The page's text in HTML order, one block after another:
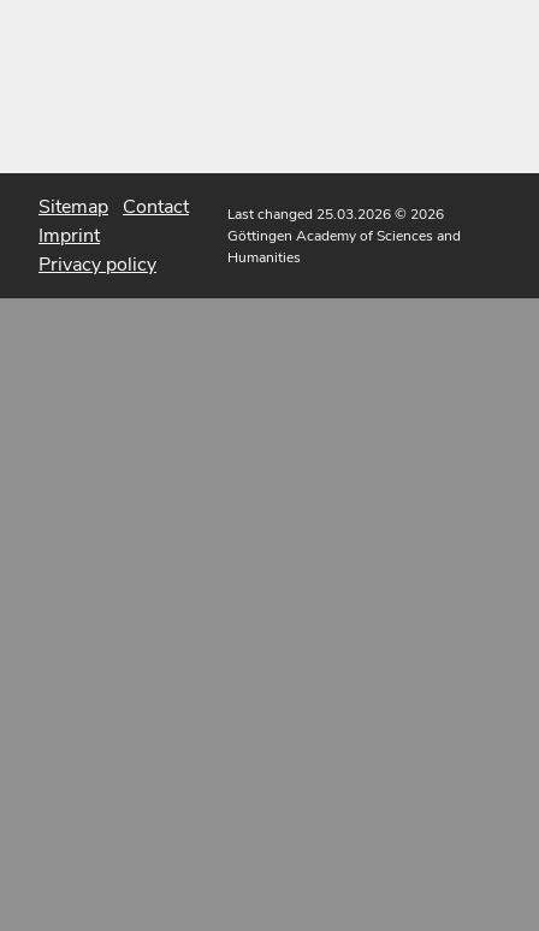
Sitemap Contact
Imprint
Privacy policy
Last changed 25.03.2026© 2026
Göttingen Academy of Sciences and
Humanities